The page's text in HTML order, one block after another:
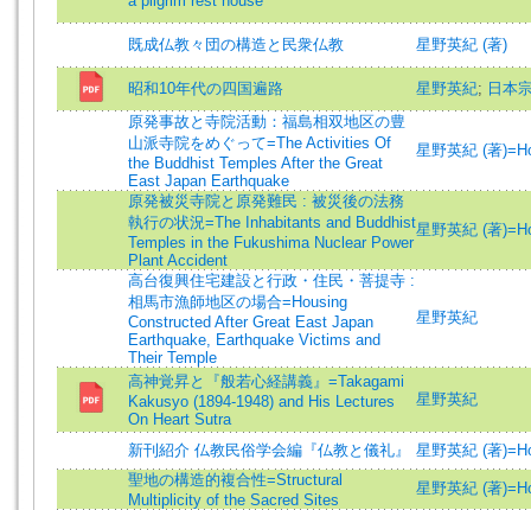
既成仏教々団の構造と民衆仏教 星野英紀 (著)
昭和10年代の四国遍路 星野英紀; 日本
原発事故と寺院活動：福島相双地区の豊
山派寺院をめぐって=The Activities Of
the Buddhist Temples After the Great
East Japan Earthquake
星野英紀 (著
原発被災寺院と原発難民 : 被災後の法務
執行の状況=The Inhabitants and Buddhist
Temples in the Fukushima Nuclear Power
Plant Accident
星野英紀 (著
高台復興住宅建設と行政・住民・菩提寺 :
相馬市漁師地区の場合=Housing
Constructed After Great East Japan
Earthquake, Earthquake Victims and
Their Temple
星野英紀
高神覚昇と『般若心経講義』=Takagami
Kakusyo (1894-1948) and His Lectures
On Heart Sutra
星野英紀
新刊紹介 仏教民俗学会編『仏教と儀礼』
星野英紀 (著
聖地の構造的複合性=Structural
Multiplicity of the Sacred Sites
星野英紀 (著